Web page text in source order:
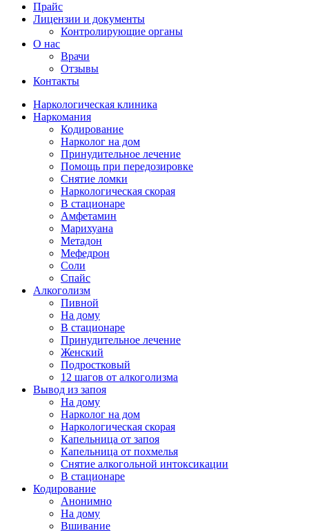
Прайс
Лицензии и документы
Контролирующие органы
О нас
Врачи
Отзывы
Контакты
Наркологическая клиника
Наркомания
Кодирование
Нарколог на дом
Принудительное лечение
Помощь при передозировке
Снятие ломки
Наркологическая скорая
В стационаре
Амфетамин
Марихуана
Метадон
Мефедрон
Соли
Спайс
Алкоголизм
Пивной
На дому
В стационаре
Принудительное лечение
Женский
Подростковый
12 шагов от алкоголизма
Вывод из запоя
На дому
Нарколог на дом
Наркологическая скорая
Капельница от запоя
Капельница от похмелья
Снятие алкогольной интоксикации
В стационаре
Кодирование
Анонимно
На дому
Вшивание